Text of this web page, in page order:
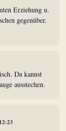
Erziehung u.
gegenüber.
Da kannst
ausstechen.